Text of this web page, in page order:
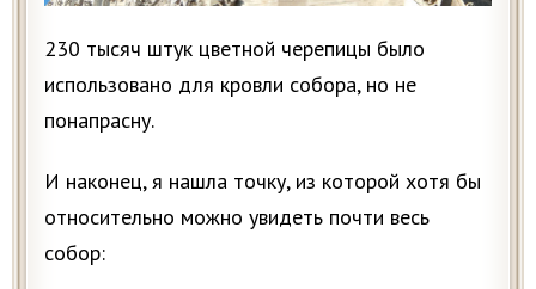
230 тысяч штук цветной черепицы было
использовано для кровли собора, но не
понапрасну.
И наконец, я нашла точку, из которой хотя бы
относительно можно увидеть почти весь
собор: